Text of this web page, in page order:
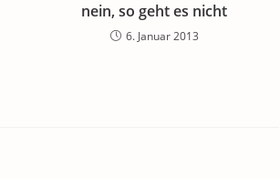
nein, so geht es nicht
6. Januar 2013